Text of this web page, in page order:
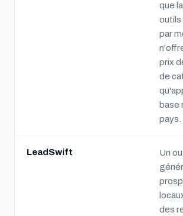
que
outils
par
prix
de
base
pays.
LeadSwift
Un
des